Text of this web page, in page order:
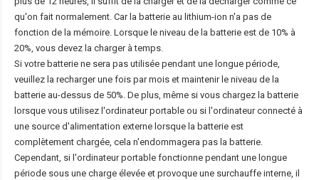
qu'on fait normalement. Car la batterie au lithium-ion n'a pas de
fonction de la mémoire. Lorsque le niveau de la batterie est de 10% à
20%, vous devez la charger à temps.
Si votre batterie ne sera pas utilisée pendant une longue période,
veuillez la recharger une fois par mois et maintenir le niveau de la
batterie au-dessus de 50%. De plus, même si vous chargez la batterie
lorsque vous utilisez l'ordinateur portable ou si l'ordinateur connecté à
une source d'alimentation externe lorsque la batterie est
complètement chargée, cela n'endommagera pas la batterie.
Cependant, si l'ordinateur portable fonctionne pendant une longue
période sous une charge élevée et provoque une surchauffe interne, il